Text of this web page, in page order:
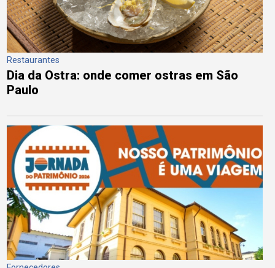
Restaurantes
Dia da Ostra: onde comer ostras em São
Paulo